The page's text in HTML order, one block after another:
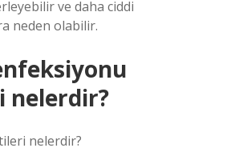
ve daha ciddi
neden olabilir.
nelerdir?
nelerdir?